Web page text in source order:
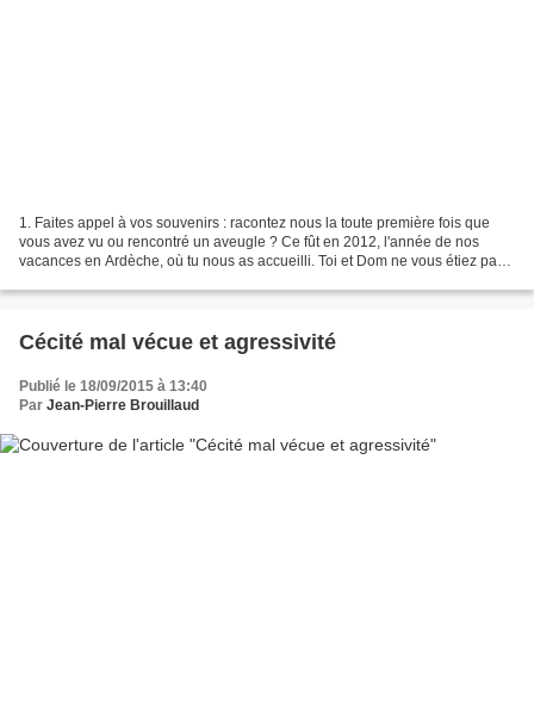
1. Faites appel à vos souvenirs : racontez nous la toute première fois que
vous avez vu ou rencontré un aveugle ? Ce fût en 2012, l'année de nos
vacances en Ardèche, où tu nous as accueilli. Toi et Dom ne vous étiez pas
Cécité mal vécue et agressivité
Publié le 18/09/2015 à 13:40
Par Jean-Pierre Brouillaud